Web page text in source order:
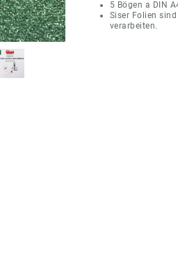
5 Bögen a DIN
Siser Folien
verarbeiten.